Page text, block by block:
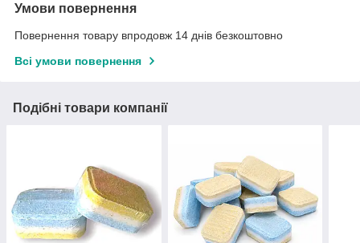
Умови повернення
Повернення товару впродовж 14 днів безкоштовно
Всі умови повернення
Подібні товари компанії